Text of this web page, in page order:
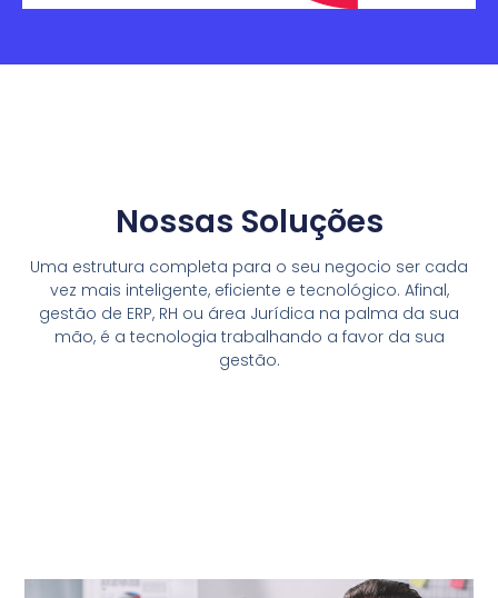
Nossas Soluções
Uma estrutura completa para o seu negocio ser cada
vez mais inteligente, eficiente e tecnológico. Afinal,
gestão de ERP, RH ou área Jurídica na palma da sua
mão, é a tecnologia trabalhando a favor da sua
gestão.